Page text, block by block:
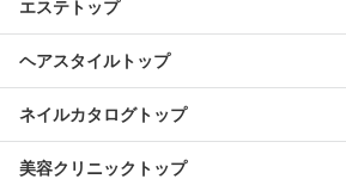
エステトップ
ヘアスタイルトップ
ネイルカタログトップ
美容クリニックトップ